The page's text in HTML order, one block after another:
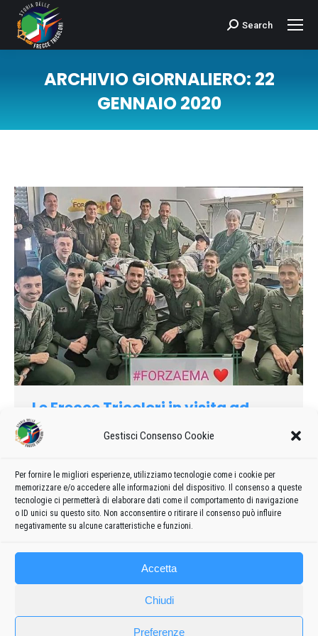
Gestisci Consenso Cookie
Per fornire le migliori esperienze, utilizziamo tecnologie come i cookie per
memorizzare e/o accedere alle informazioni del dispositivo. Il consenso a queste
tecnologie ci permetterà di elaborare dati come il comportamento di navigazione
o ID unici su questo sito. Non acconsentire o ritirare il consenso può influire
negativamente su alcune caratteristiche e funzioni.
Accetta
Chiudi
Preferenze
Cerca:Search
ARCHIVIO GIORNALIERO: 22
GENNAIO 2020
Le Frecce Tricolori in visita ad
Emanuele, da quasi 200 giorni in
terapia intensiva
A soli 12 è ricoverato da quasi 200 giorni in terapia intensiva e
ha un sogno, la visita delle Frecce Tricolori.